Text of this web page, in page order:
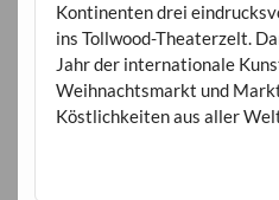
Kontinenten drei
ins Tollwood-Theaterzelt.
Jahr der internationale
Weihnachtsmarkt und
Köstlichkeiten aus aller